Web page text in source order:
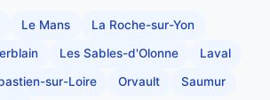
Le Mans La Roche-sur-Yon
Les Sables-d'Olonne Laval
sur-Loire Orvault Saumur